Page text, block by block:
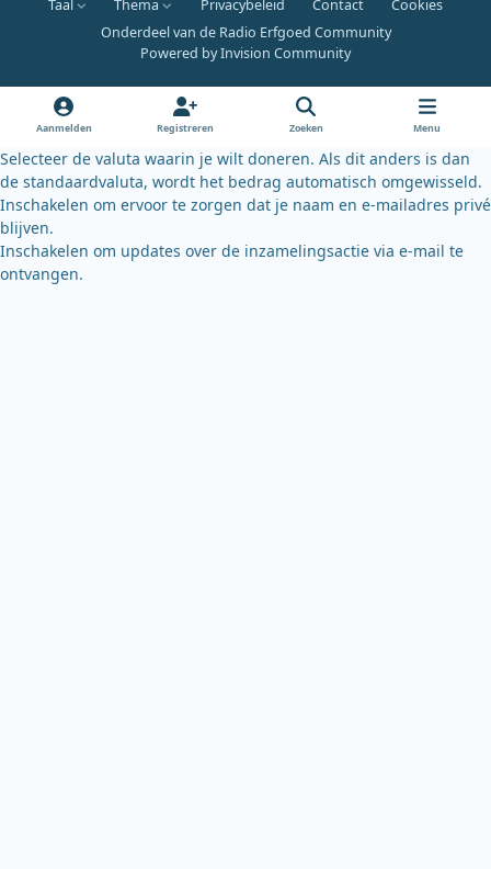
c
e
o
u
b
u
k
y
Taal Thema Privacybeleid Contact
Cookies
Onderdeel van de Radio Erfgoed Community
Powered byInvision Community
Aanmelden Registreren Zoeken Menu
Selecteer de valuta waarin je wilt doneren. Als dit anders is dan
de standaardvaluta, wordt het bedrag automatisch omgewisseld.
Inschakelen om ervoor te zorgen dat je naam en e-mailadres privé
blijven.
Inschakelen om updates over de inzamelingsactie via e-mail te
ontvangen.